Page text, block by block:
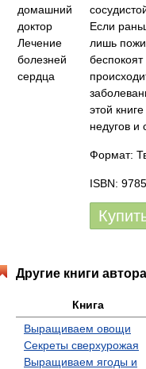
Если
лишь
этой
недугов и
Формат:
ISBN:
Другие книги
Книга
Выращиваем овощи
Секреты сверхурожая
Выращиваем ягоды и